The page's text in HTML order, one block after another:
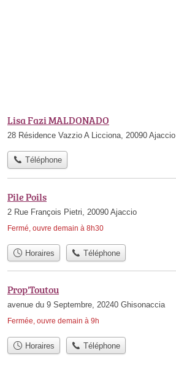
Lisa Fazi MALDONADO
28 Résidence Vazzio A Licciona, 20090 Ajaccio
Téléphone
Pile Poils
2 Rue François Pietri, 20090 Ajaccio
Fermé, ouvre demain à 8h30
Horaires Téléphone
Prop'Toutou
avenue du 9 Septembre, 20240 Ghisonaccia
Fermée, ouvre demain à 9h
Horaires Téléphone